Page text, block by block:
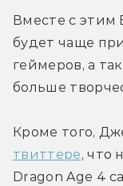
Вместе с этим
будет чаще
геймеров, а
больше
Кроме того,
твиттере, что
Dragon Age 4